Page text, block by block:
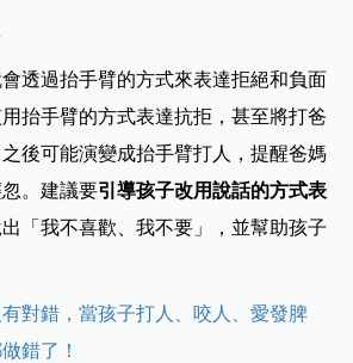
透過抬手臂的方式來表達拒絕和負面
抬手臂的方式表達抗拒，甚至將打爸
後可能演變成抬手臂打人，提醒爸媽
。建議要引導孩子改用說話的方式表
出「我不喜歡、我不要」，並幫助孩子
對錯，當孩子打人、咬人、愛發脾
錯了！